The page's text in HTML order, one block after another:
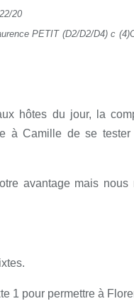
20
PETIT (D2/D2/D4) c
hôtes du jour, la
à Camille de se
avantage mais nous
1 pour permettre à